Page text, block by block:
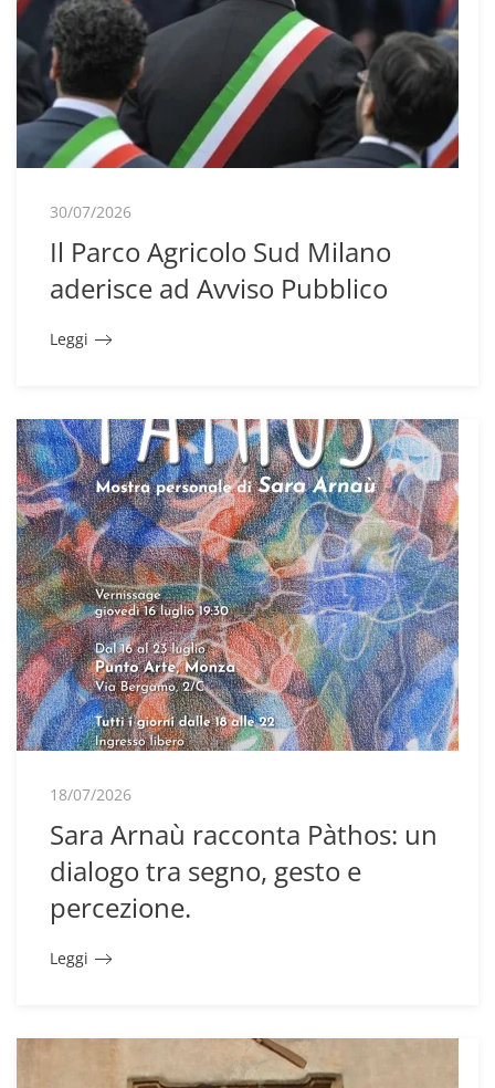
30/07/2026
Il Parco Agricolo Sud Milano
aderisce ad Avviso Pubblico
Leggi
18/07/2026
Sara Arnaù racconta Pàthos: un
dialogo tra segno, gesto e
percezione.
Leggi